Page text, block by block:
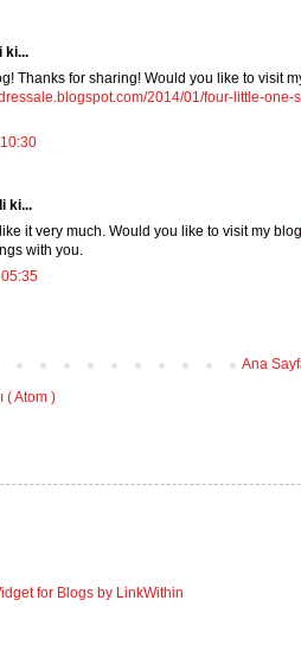
ki...
Thanks for sharing! Would you like to visit
2014/01/four-little-one-
ki...
it very much. Would you like to visit my blog
with you.
Ana
( Atom )